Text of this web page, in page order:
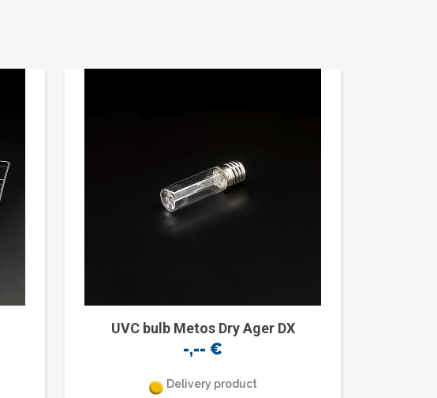
UVC bulb Metos Dry Ager DX
-,-- €
Delivery product